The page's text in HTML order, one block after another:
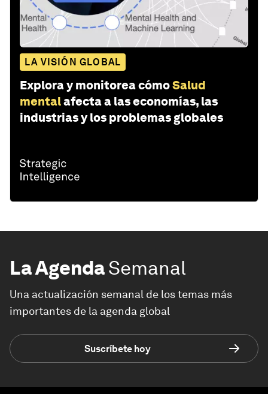
LA VISIÓN GLOBAL
Explora y monitorea cómoSalud
mentalafecta a las economías, las
industrias y los problemas globales
La AgendaSemanal
Una actualización semanal de los temas más
importantes de la agenda global
Suscríbete hoy